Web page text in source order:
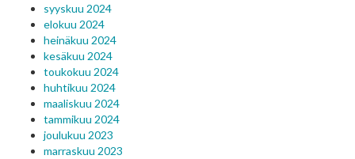
syyskuu 2024
elokuu 2024
heinäkuu 2024
kesäkuu 2024
toukokuu 2024
huhtikuu 2024
maaliskuu 2024
tammikuu 2024
joulukuu 2023
marraskuu 2023